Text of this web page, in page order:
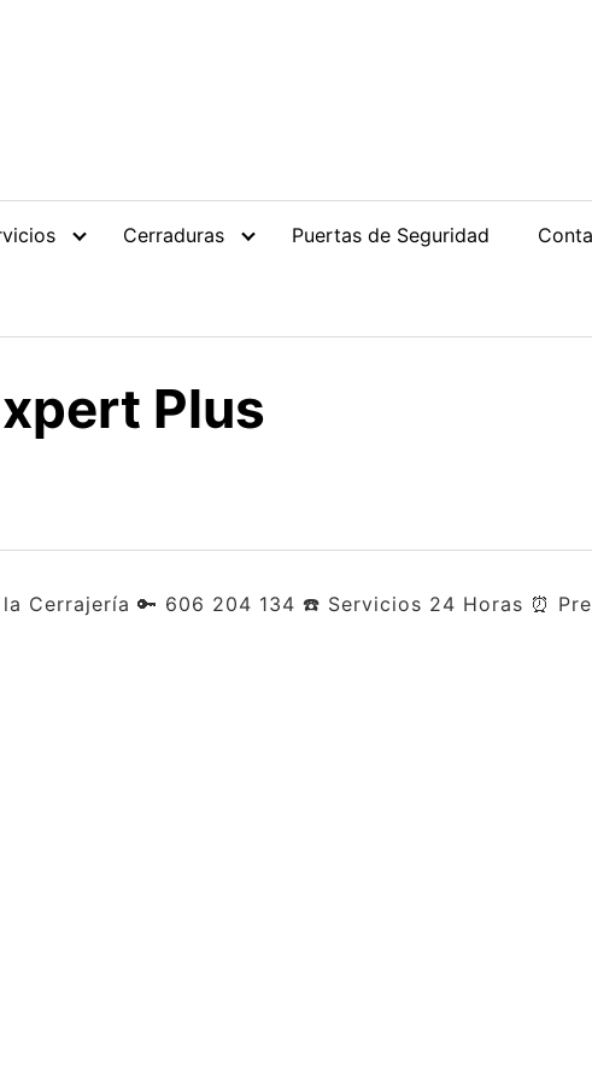
Cerraduras Puertas de Seguridad
Plus
Cerrajería 🔑 606 204 134 ☎️ Servicios 24 Horas ⏰